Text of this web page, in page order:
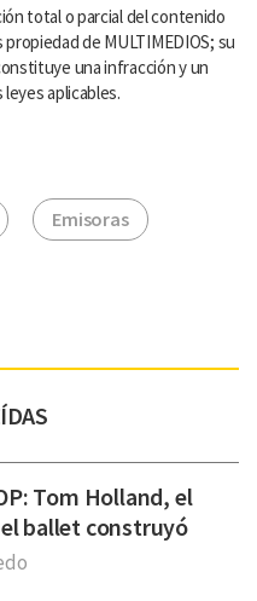
total o parcial del contenido
de MULTIMEDIOS; su
una infracción y un
aplicables.
Emisoras
Tom Holland, el
ballet construyó